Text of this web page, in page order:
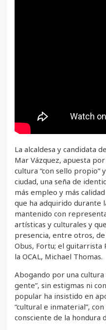
La alcaldesa y candidata
Mar Vázquez, apuesta
cultura “con sello propio”
ciudad, una seña de
más empleo y más
que ha adquirido durante
mantenido con
artísticas y culturales y
presencia, entre otros,
Obus, Fortu; el guitarrista
la OCAL, Michael Thomas.
Abogando por una cultura
gente”, sin estigmas ni
popular ha insistido en
“cultural e inmaterial”,
consciente de la hondura